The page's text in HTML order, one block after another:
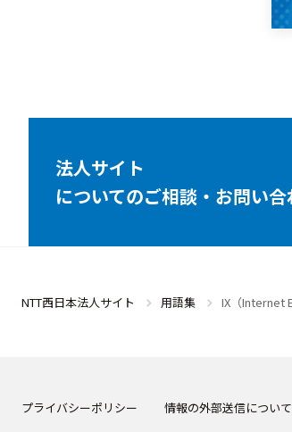
法人サイト
についてのご相談・お問い合
NTT西日本法人サイト 用語集 IX（Internet
プライバシーポリシー 情報の外部送信について